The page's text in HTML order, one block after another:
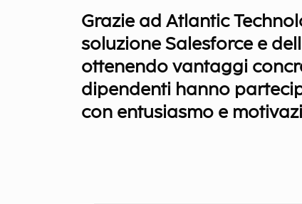
Grazie ad Atlantic
soluzione Salesforce e
ottenendo vantaggi
dipendenti hanno
con entusiasmo e